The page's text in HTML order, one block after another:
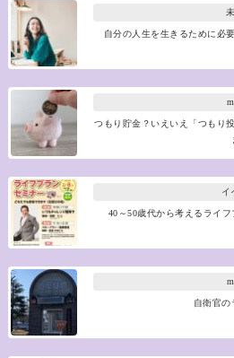
自分の人生を生きるために必
つもり貯金？いえいえ「つもり
イ
40～50歳代から考えるライ
自衛官の